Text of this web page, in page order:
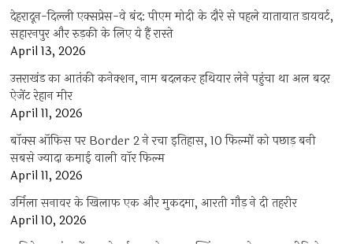
देहरादून-दिल्ली एक्सप्रेस-वे बंद: पीएम मोदी के दौरे से पहले यातायात डायवर्ट,
सहारनपुर और रुड़की के लिए ये हैं रास्ते
April 13, 2026
उत्तराखंड का आतंकी कनेक्शन, नाम बदलकर हथियार लेने पहुंचा था अल बदर
ऐजेंट रेहान मीर
April 11, 2026
बॉक्स ऑफिस पर Border 2 ने रचा इतिहास, 10 फिल्मों को पछाड़ बनी
सबसे ज्यादा कमाई वाली वॉर फिल्म
April 11, 2026
उर्मिला सनावर के खिलाफ एक और मुकदमा, आरती गौड़ ने दी तहरीर
April 10, 2026